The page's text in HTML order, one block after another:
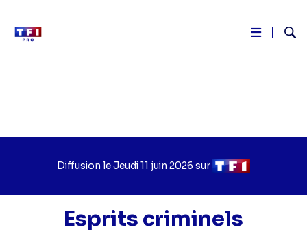
Diffusion leJour
diffusion
Jeudi 11 juin 2026 sur Chaîne
diffusion
Esprits criminels